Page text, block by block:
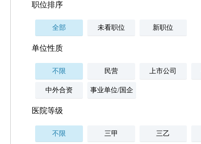
职位排序
全部 未看职位 新职位
单位性质
不限 民营 上市公司
中外合资 事业单位/国企
医院等级
不限 三甲 三乙